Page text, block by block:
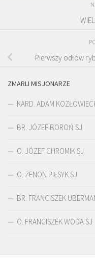
Pierwszy odłów
ZMARLI MISJONARZE
KARD. ADAM
BR. JÓZEF BOROŃ SJ
O. JÓZEF CHROMIK SJ
O. ZENON PIŁSYK SJ
BR. FRANCISZEK
O. FRANCISZEK WODA SJ